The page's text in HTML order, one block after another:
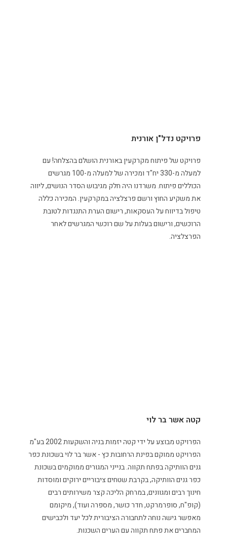
פרויקט נדל"ן אורנית
פרויקט של פיתוח מקרקעין באורנית הושלם בהצלחה! עם
למעלה מ-330 יח"ד ומכירה של למעלה מ-100 מגרשים
הכוללים פיתוח. משרדנו היה חלק מגיבוש הסדר הנושים, ליווה
את משקיע החוץ ורשם פרצלציה במקרקעין. המכירה כללה
טיפול בדיווח על העסקאות, רישום הערת התנגדות לטובת
הרוכשים, ורישום בעלות על שם רוכשי המגרשים לאחר
הפרצלציה.
קטה אשר בר לוי
הפרויקט מבוצע על ידי קטה יזמות בניה והשקעות 2002 בע"מ
הפרויקט ממוקם בפינת הרחובות כץ - אשר בר לוי בשכונת כפר
גנים הוותיקה בפתח תקווה. בנייני המגורים ממוקמים בשכונת
כפר גנים הוותיקה, בקרבת שטחים ציבוריים ירוקים ומוסדות
חינוך רבים ומגוונים, במרחק הליכה קצר משירותים רבים
(קופ"ח, סופרמרקט, חדר כושר, מספרה ועוד), מיקומם
מאפשר גישה נוחה לתחבורה הציבורית לכל יעד ולכבישים
המחברים את פתח תקווה עם הערים השכנות.